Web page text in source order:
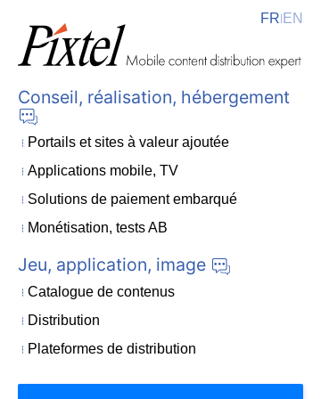
FR| EN
Conseil, réalisation, hébergement
Portails et sites à valeur ajoutée
Applications mobile, TV
Solutions de paiement embarqué
Monétisation, tests AB
Jeu, application, image
Catalogue de contenus
Distribution
Plateformes de distribution